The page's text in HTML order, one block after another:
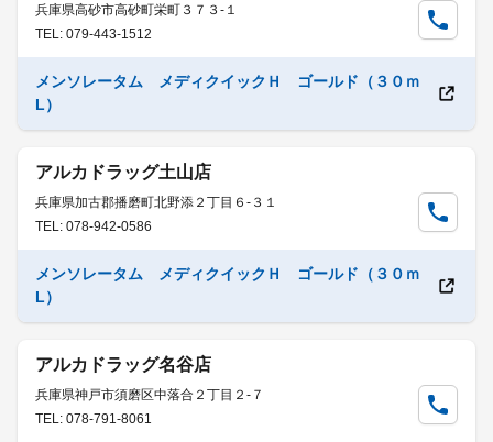
兵庫県高砂市高砂町栄町３７３-１
TEL: 079-443-1512
メンソレータム メディクイックＨ ゴールド（３０ｍ
L）
アルカドラッグ土山店
兵庫県加古郡播磨町北野添２丁目６-３１
TEL: 078-942-0586
メンソレータム メディクイックＨ ゴールド（３０ｍ
L）
アルカドラッグ名谷店
兵庫県神戸市須磨区中落合２丁目２-７
TEL: 078-791-8061